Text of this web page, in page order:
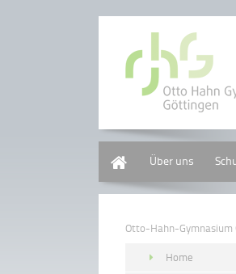
Über uns
Otto-Hahn-Gymnasium
Home